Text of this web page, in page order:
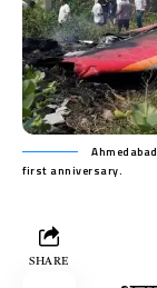
first anniversary.
SHARE